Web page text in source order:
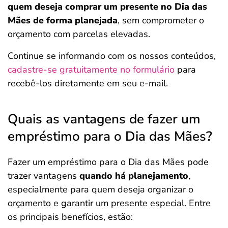
quem deseja comprar um presente no Dia das
Mães de forma planejada, sem comprometer o
orçamento com parcelas elevadas.
Continue se informando com os nossos conteúdos,
cadastre-se gratuitamente no formulário para
recebê-los diretamente em seu e-mail.
Quais as vantagens de fazer um
empréstimo para o Dia das Mães?
Fazer um empréstimo para o Dia das Mães pode
trazer vantagens quando há planejamento,
especialmente para quem deseja organizar o
orçamento e garantir um presente especial. Entre
os principais benefícios, estão: